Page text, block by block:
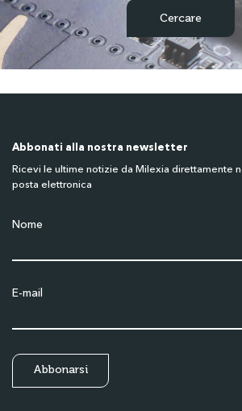
Abbonati alla nostra newsletter
Ricevi le ultime notizie da Milexia direttamente
posta elettronica
Nome
E-mail